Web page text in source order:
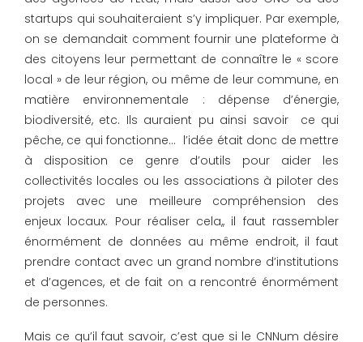
startups qui souhaiteraient s’y impliquer. Par exemple,
on se demandait comment fournir une plateforme à
des citoyens leur permettant de connaître le « score
local » de leur région, ou même de leur commune, en
matière environnementale : dépense d’énergie,
biodiversité, etc. Ils auraient pu ainsi savoir ce qui
pêche, ce qui fonctionne… l’idée était donc de mettre
à disposition ce genre d’outils pour aider les
collectivités locales ou les associations à piloter des
projets avec une meilleure compréhension des
enjeux locaux. Pour réaliser cela,, il faut rassembler
énormément de données au même endroit, il faut
prendre contact avec un grand nombre d’institutions
et d’agences, et de fait on a rencontré énormément
de personnes.
Mais ce qu’il faut savoir, c’est que si le CNNum désire